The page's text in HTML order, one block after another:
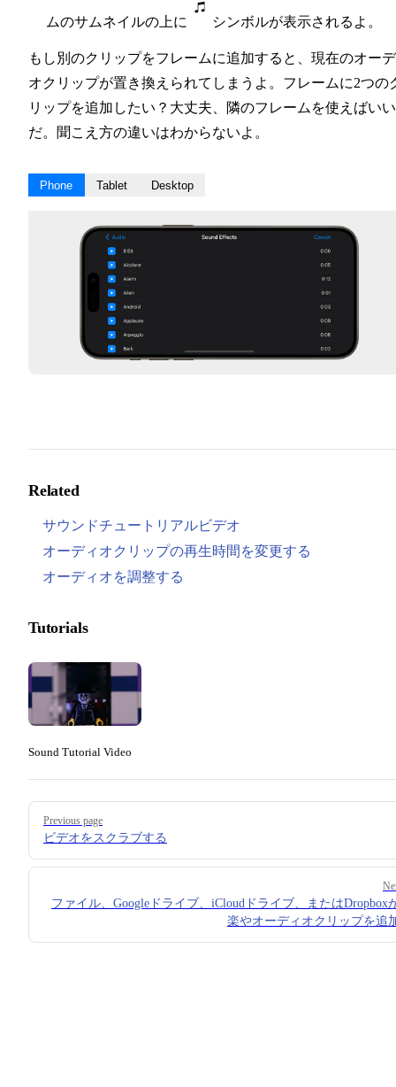
ムのサムネイルの上に シンボルが表示されるよ。
もし別のクリップをフレームに追加すると、現在のオー
オクリップが置き換えられてしまうよ。フレームに2つの
リップを追加したい？大丈夫、隣のフレームを使えばい
だ。聞こえ方の違いはわからないよ。
Phone Tablet Desktop
Related
サウンドチュートリアルビデオ
オーディオクリップの再生時間を変更する
オーディオを調整する
Tutorials
Sound Tutorial Video
Pager
Previous page
ビデオをスクラブする
ファイル、Googleドライブ、iCloudドライブ、またはDropbox
楽やオーディオクリップを追